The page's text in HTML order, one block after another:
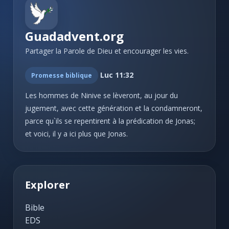
Vie Chrétienne: Secours et consolation
Espérance Chrétienne
Chants divers: Matin
Chants divers: Nouvelle Année
Chants divers: Mariages
Chants divers: La famille
Chants divers: Dédicace de Temples
Chants divers: Chant d'adieu
#25 - Gloire, gloire à l'Éternel!
#26 - Gloire à toi, Dieu puissant!
#27 - Adorons le Roi
#28 - L'Éternel est ma part
#29 - Grand Dieu puissant
#30 - Je chanterai, Seigneur
#31 - Jéhovah! Jéhovah!
#33 - Louez le nom de l'Éternel
#35 - Que ne puis-je, ô mon Dieu
Guadadvent.org
Partager la Parole de Dieu et encourager les vies.
Promesse biblique Luc 11:32
Les hommes de Ninive se lèveront, au jour du
jugement, avec cette génération et la condamneront,
parce qu`ils se repentirent à la prédication de Jonas;
et voici, il y a ici plus que Jonas.
Explorer
Bible
EDS